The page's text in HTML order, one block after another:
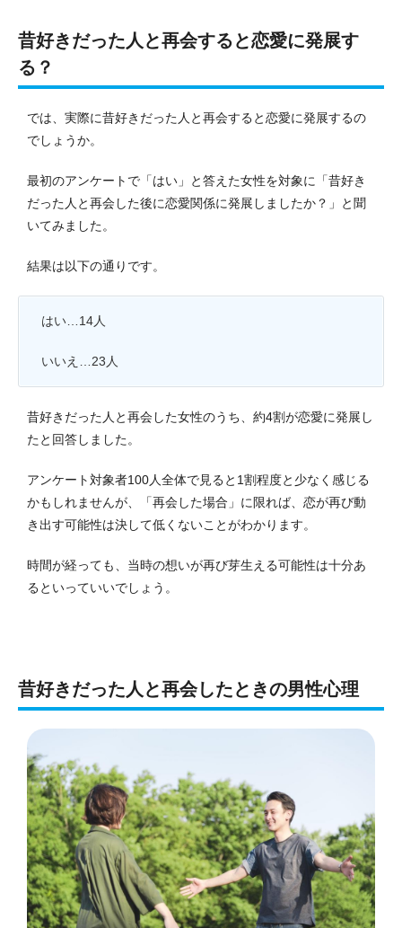
昔好きだった人と再会すると恋愛に発展す
る？
では、実際に昔好きだった人と再会すると恋愛に発展するの
でしょうか。
最初のアンケートで「はい」と答えた女性を対象に「昔好き
だった人と再会した後に恋愛関係に発展しましたか？」と聞
いてみました。
結果は以下の通りです。
はい…14人
いいえ…23人
昔好きだった人と再会した女性のうち、約4割が恋愛に発展し
たと回答しました。
アンケート対象者100人全体で見ると1割程度と少なく感じる
かもしれませんが、「再会した場合」に限れば、恋が再び動
き出す可能性は決して低くないことがわかります。
時間が経っても、当時の想いが再び芽生える可能性は十分あ
るといっていいでしょう。
昔好きだった人と再会したときの男性心理